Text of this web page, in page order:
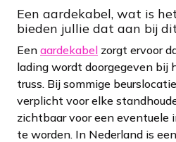
Een aardekabel, wat is
bieden jullie dat aan bij
Een aardekabel zorgt ervoor
lading wordt doorgegeven bij
truss. Bij sommige
verplicht voor elke
zichtbaar voor een eventuele
te worden. In Nederland is